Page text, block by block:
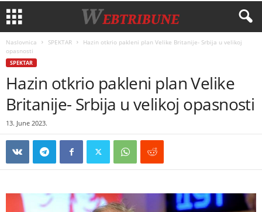
Naslovnica SPEKTAR
Hazin otkrio pakleni plan Velike Britanije- Srbija u velikoj
opasnosti
SPEKTAR
Hazin otkrio pakleni plan Velike
Britanije- Srbija u velikoj opasnosti
13. June 2023.